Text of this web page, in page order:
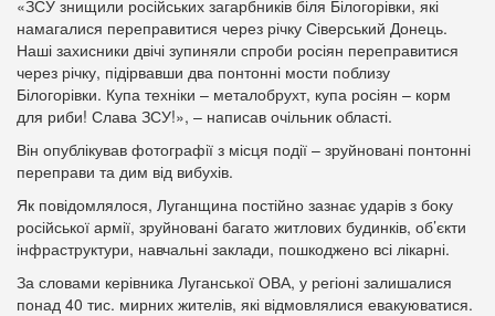
«ЗСУ знищили російських загарбників біля Білогорівки, які
намагалися переправитися через річку Сіверський Донець.
Наші захисники двічі зупиняли спроби росіян переправитися
через річку, підірвавши два понтонні мости поблизу
Білогорівки. Купа техніки – металобрухт, купа росіян – корм
для риби! Слава ЗСУ!», – написав очільник області.
Він опублікував фотографії з місця події – зруйновані понтонні
переправи та дим від вибухів.
Як повідомлялося, Луганщина постійно зазнає ударів з боку
російської армії, зруйновані багато житлових будинків, об’єкти
інфраструктури, навчальні заклади, пошкоджено всі лікарні.
За словами керівника Луганської ОВА, у регіоні залишалися
понад 40 тис. мирних жителів, які відмовлялися евакуюватися.